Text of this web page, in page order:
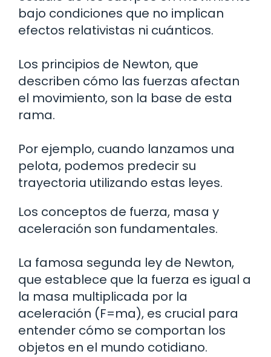
bajo condiciones que no implican
efectos relativistas ni cuánticos.
Los principios de Newton, que
describen cómo las fuerzas afectan
el movimiento, son la base de esta
rama.
Por ejemplo, cuando lanzamos una
pelota, podemos predecir su
trayectoria utilizando estas leyes.
Los conceptos de fuerza, masa y
aceleración son fundamentales.
La famosa segunda ley de Newton,
que establece que la fuerza es igual a
la masa multiplicada por la
aceleración (F=ma), es crucial para
entender cómo se comportan los
objetos en el mundo cotidiano.